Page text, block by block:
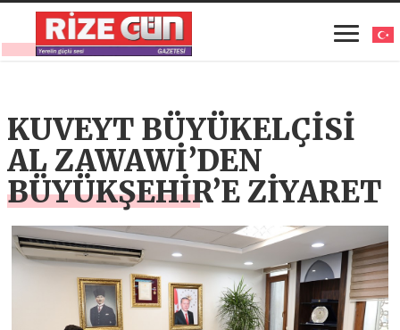
KUVEYT BÜYÜKELÇİSİ
AL ZAWAWİ’DEN
BÜYÜKŞEHİR’E ZİYARET